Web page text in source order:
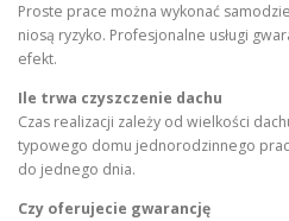
Proste prace można wykonać
niosą ryzyko. Profesjonalne usługi
efekt.
Ile trwa czyszczenie dachu
Czas realizacji zależy od wielkości
typowego domu jednorodzinnego
do jednego dnia.
Czy oferujecie gwarancję